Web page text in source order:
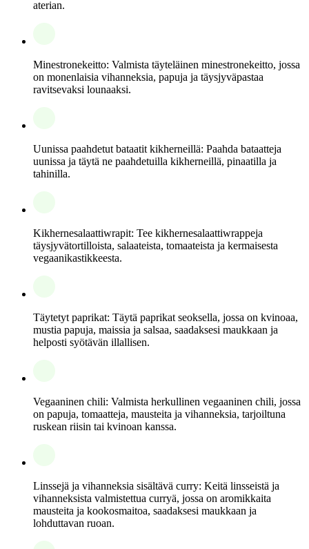
aterian.
Minestronekeitto: Valmista täyteläinen minestronekeitto, jossa
on monenlaisia vihanneksia, papuja ja täysjyväpastaa
ravitsevaksi lounaaksi.
Uunissa paahdetut bataatit kikherneillä: Paahda bataatteja
uunissa ja täytä ne paahdetuilla kikherneillä, pinaatilla ja
tahinilla.
Kikhernesalaattiwrapit: Tee kikhernesalaattiwrappeja
täysjyvätortilloista, salaateista, tomaateista ja kermaisesta
vegaanikastikkeesta.
Täytetyt paprikat: Täytä paprikat seoksella, jossa on kvinoaa,
mustia papuja, maissia ja salsaa, saadaksesi maukkaan ja
helposti syötävän illallisen.
Vegaaninen chili: Valmista herkullinen vegaaninen chili, jossa
on papuja, tomaatteja, mausteita ja vihanneksia, tarjoiltuna
ruskean riisin tai kvinoan kanssa.
Linssejä ja vihanneksia sisältävä curry: Keitä linsseistä ja
vihanneksista valmistettua curryä, jossa on aromikkaita
mausteita ja kookosmaitoa, saadaksesi maukkaan ja
lohduttavan ruoan.